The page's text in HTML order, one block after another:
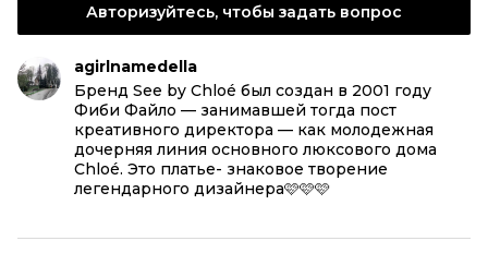
Авторизуйтесь, чтобы задать вопрос
agirlnamedella
Бренд See by Chloé был создан в 2001 году
Фиби Файло — занимавшей тогда пост
креативного директора — как молодежная
дочерняя линия основного люксового дома
Chloé. Это платье- знаковое творение
легендарного дизайнера🩷🩷🩷